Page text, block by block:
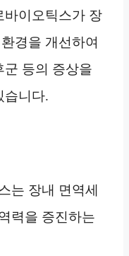
바이오틱스가 장
경을 개선하여
군 등의 증상을
습니다.
는 장내 면역세
력을 증진하는